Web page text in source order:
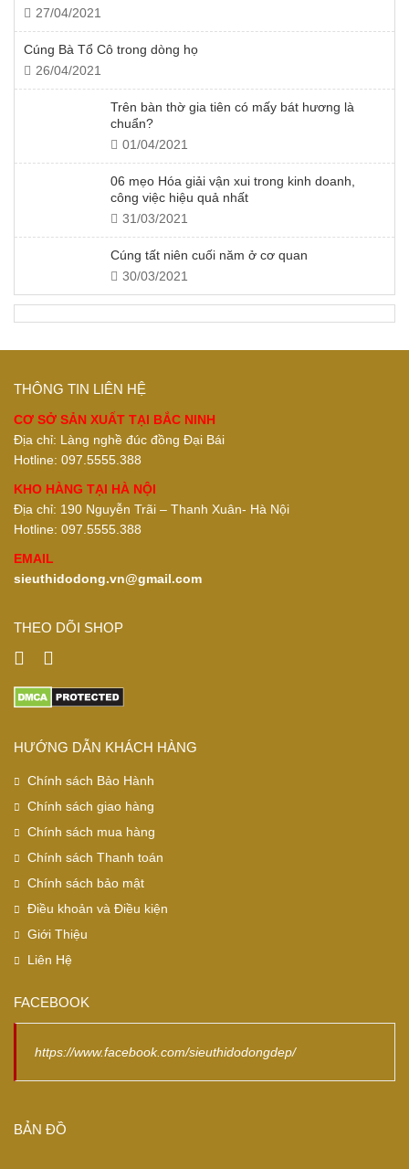
27/04/2021
Cúng Bà Tổ Cô trong dòng họ
26/04/2021
Trên bàn thờ gia tiên có mấy bát hương là
chuẩn?
01/04/2021
06 mẹo Hóa giải vận xui trong kinh doanh,
công việc hiệu quả nhất
31/03/2021
Cúng tất niên cuối năm ở cơ quan
30/03/2021
THÔNG TIN LIÊN HỆ
CƠ SỞ SẢN XUẤT TẠI BẮC NINH
Địa chỉ: Làng nghề đúc đồng Đại Bái
Hotline: 097.5555.388
KHO HÀNG TẠI HÀ NỘI
Địa chỉ: 190 Nguyễn Trãi – Thanh Xuân- Hà Nội
Hotline: 097.5555.388
EMAIL
sieuthidodong.vn@gmail.com
THEO DÕI SHOP
HƯỚNG DẪN KHÁCH HÀNG
Chính sách Bảo Hành
Chính sách giao hàng
Chính sách mua hàng
Chính sách Thanh toán
Chính sách bảo mật
Điều khoản và Điều kiện
Giới Thiệu
Liên Hệ
FACEBOOK
https://www.facebook.com/sieuthidodongdep/
BẢN ĐỒ